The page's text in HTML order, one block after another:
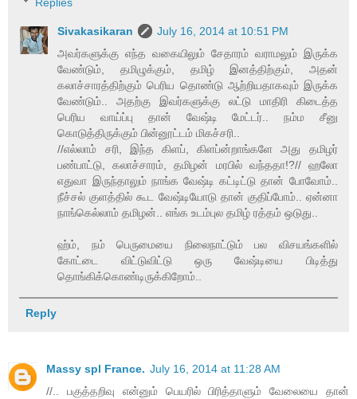
Replies
Sivakasikaran
July 16, 2014 at 10:51 PM
அவர்களுக்கு எந்த வகையிலும் சேதாரம் வராமலும் இருக்க
வேண்டும், தமிழுக்கும், தமிழ் இனத்திற்கும், அதன்
கலாச்சாரத்திற்கும் பெரிய தொண்டு ஆற்றியதாகவும் இருக்க
வேண்டும்.. அதற்கு இவர்களுக்கு லட்டு மாதிரி கிடைத்த
பெரிய வாய்ப்பு தான் வேஷ்டி மேட்டர்.. நம்ம சீனு
கொடுத்திருக்கும் பின்னூட்டம் மிகச்சரி..
//எல்லாம் சரி, இந்த கிளப், கிளப்ன்றாங்களே அது தமிழர்
பண்பாட்டு, கலாச்சாரம், தமிழன் மரபில் வந்ததா!?// ஹலோ
எதுவா இருந்தாலும் நாங்க வேஷ்டி கட்டிட்டு தான் போவோம்..
நீச்சல் குளத்தில் கூட வேஷ்டியோடு தான் குதிப்போம்.. ஏன்னா
நாங்கெல்லாம் தமிழன்.. எங்க உடம்புல தமிழ் ரத்தம் ஒடுது..
ஹ்ம், நம் பெருமையை நிலைநாட்டும் பல விசயங்களில்
கோட்டை விட்டுவிட்டு ஒரு வேஷ்டியை பிடித்து
தொங்கிக்கொண்டிருக்கிறோம்..
Reply
Massy spl France. July 16, 2014 at 11:28 AM
//.. பகுத்தறிவு என்னும் பெயரில் பிரித்தாளும் வேலையை தான்